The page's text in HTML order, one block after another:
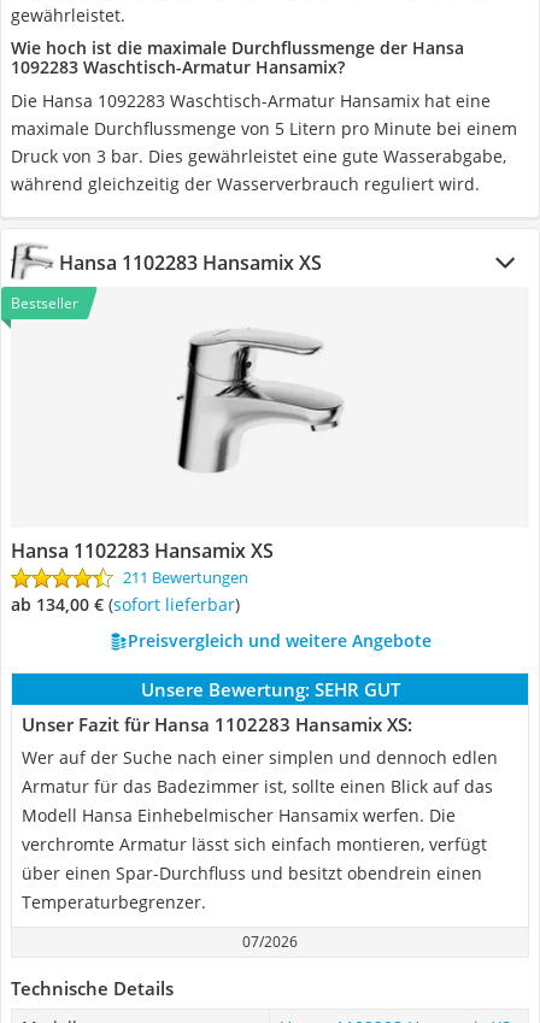
gewährleistet.
Wie hoch ist die maximale Durchflussmenge der Hansa
1092283 Waschtisch-Armatur Hansamix?
Die Hansa 1092283 Waschtisch-Armatur Hansamix hat eine
maximale Durchflussmenge von 5 Litern pro Minute bei einem
Druck von 3 bar. Dies gewährleistet eine gute Wasserabgabe,
während gleichzeitig der Wasserverbrauch reguliert wird.
Hansa 1102283 Hansamix XS
Bestseller
Hansa 1102283 Hansamix XS
211 Bewertungen
ab 134,00 € ( Sofort lieferbar)
Preisvergleich und weitere Angebote
Unsere Bewertung: SEHR GUT
Unser Fazit für Hansa 1102283 Hansamix XS:
Wer auf der Suche nach einer simplen und dennoch edlen
Armatur für das Badezimmer ist, sollte einen Blick auf das
Modell Hansa Einhebelmischer Hansamix werfen. Die
verchromte Armatur lässt sich einfach montieren, verfügt
über einen Spar-Durchfluss und besitzt obendrein einen
Temperaturbegrenzer.
07/2026
Technische Details